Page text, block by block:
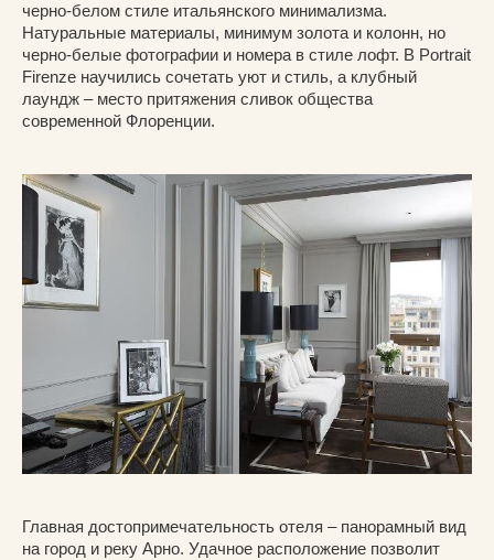
черно-белом стиле итальянского минимализма.
Натуральные материалы, минимум золота и колонн, но
черно-белые фотографии и номера в стиле лофт. В Portrait
Firenze научились сочетать уют и стиль, а клубный
лаундж – место притяжения сливок общества
современной Флоренции.
Главная достопримечательность отеля – панорамный вид
на город и реку Арно. Удачное расположение позволит